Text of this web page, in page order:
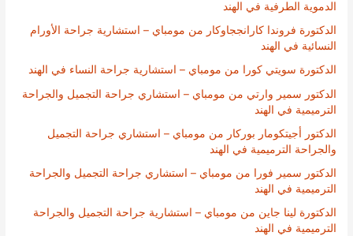
الدموية الطرفية في الهند
الدكتورة فروندا كارانججاوكار من مومباي – استشارية جراحة الأورام
النسائية في الهند
الدكتورة سويتي كورا من مومباي – استشارية جراحة النساء في الهند
الدكتور سمير وارتي من مومباي – استشاري جراحة التجميل والجراحة
الترميمية في الهند
الدكتور أجيتكومار بوركار من مومباي – استشاري جراحة التجميل
والجراحة الترميمية في الهند
الدكتور سمير فورا من مومباي – استشاري جراحة التجميل والجراحة
الترميمية في الهند
الدكتورة لينا جاين من مومباي – استشارية جراحة التجميل والجراحة
الترميمية في الهند